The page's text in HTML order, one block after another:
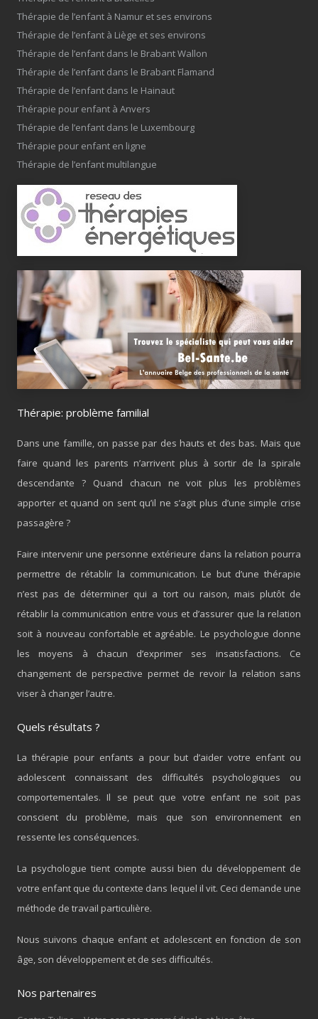
Thérapie de l’enfant à Namur et ses environs
Thérapie de l’enfant à Liège et ses environs
Thérapie de l’enfant dans le Brabant Wallon
Thérapie de l’enfant dans le Brabant Flamand
Thérapie de l’enfant dans le Hainaut
Thérapie pour enfant à Anvers
Thérapie de l’enfant dans le Luxembourg
Thérapie pour enfant en ligne
Thérapie de l’enfant multilangue
Thérapie: problème familial
Dans une famille, on passe par des hauts et des bas. Mais que
faire quand les parents n’arrivent plus à sortir de la spirale
descendante ? Quand chacun ne voit plus les problèmes
apporter et quand on sent qu’il ne s’agit plus d’une simple crise
passagère ?
Faire intervenir une personne extérieure dans la relation pourra
permettre de rétablir la communication. Le but d’une thérapie
n’est pas de déterminer qui a tort ou raison, mais plutôt de
rétablir la communication entre vous et d’assurer que la relation
soit à nouveau confortable et agréable. Le psychologue donne
les moyens à chacun d’exprimer ses insatisfactions. Ce
changement de perspective permet de revoir la relation sans
viser à changer l’autre.
Quels résultats ?
La thérapie pour enfants a pour but d’aider votre enfant ou
adolescent connaissant des difficultés psychologiques ou
comportementales. Il se peut que votre enfant ne soit pas
conscient du problème, mais que son environnement en
ressente les conséquences.
La psychologue tient compte aussi bien du développement de
votre enfant que du contexte dans lequel il vit. Ceci demande une
méthode de travail particulière.
Nous suivons chaque enfant et adolescent en fonction de son
âge, son développement et de ses difficultés.
Nos partenaires